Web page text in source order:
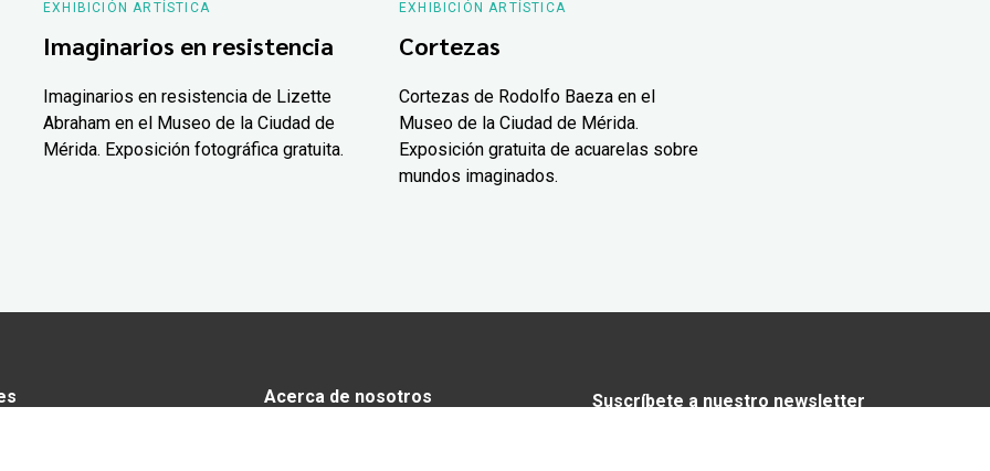
EXHIBICIÓN ARTÍSTICA
Imaginarios en resistencia
Imaginarios en resistencia de Lizette
Abraham en el Museo de la Ciudad de
Mérida. Exposición fotográfica gratuita.
EXHIBICIÓN ARTÍSTICA
Cortezas
Cortezas de Rodolfo Baeza en el
Museo de la Ciudad de Mérida.
Exposición gratuita de acuarelas sobre
mundos imaginados.
Acerca de nosotros
Suscríbete a nuestro newsletter